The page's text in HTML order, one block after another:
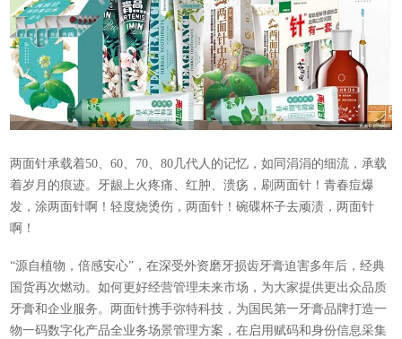
两面针承载着50、60、70、80几代人的记忆，如同涓涓的细流，承载
着岁月的痕迹。牙龈上火疼痛、红肿、溃疡，刷两面针！青春痘爆
发，涂两面针啊！轻度烧烫伤，两面针！碗碟杯子去顽渍，两面针
啊！
“源自植物，倍感安心”，在深受外资磨牙损齿牙膏迫害多年后，经典
国货再次燃动。如何更好经营管理未来市场，为大家提供更出众品质
牙膏和企业服务。两面针携手弥特科技，为国民第一牙膏品牌打造一
物一码数字化产品全业务场景管理方案，在启用赋码和身份信息采集